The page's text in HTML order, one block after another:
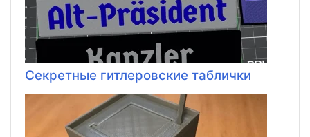
Секретные гитлеровские таблички